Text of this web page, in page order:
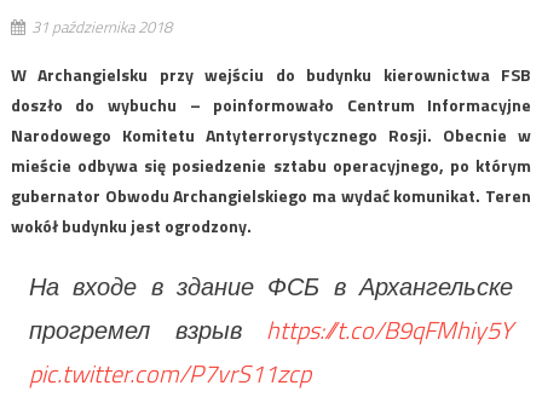
31 października 2018
W Archangielsku przy wejściu do budynku kierownictwa FSB
doszło do wybuchu – poinformowało Centrum Informacyjne
Narodowego Komitetu Antyterrorystycznego Rosji. Obecnie w
mieście odbywa się posiedzenie sztabu operacyjnego, po którym
gubernator Obwodu Archangielskiego ma wydać komunikat. Teren
wokół budynku jest ogrodzony.
На входе в здание ФСБ в Архангельске
прогремел взрыв https://t.co/B9qFMhiy5Y
pic.twitter.com/P7vrS11zcp